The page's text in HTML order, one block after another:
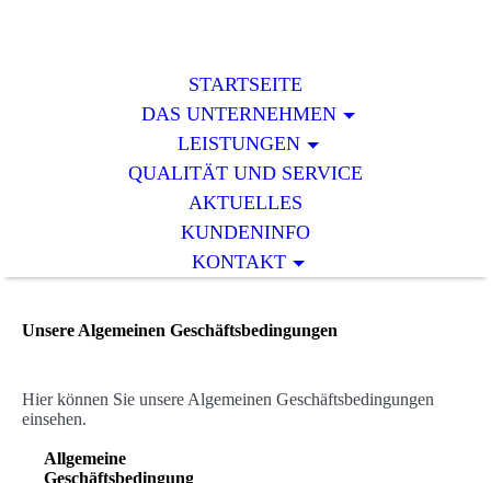
STARTSEITE
DAS UNTERNEHMEN
LEISTUNGEN
QUALITÄT UND SERVICE
AKTUELLES
KUNDENINFO
KONTAKT
Unsere Algemeinen Geschäftsbedingungen
Hier können Sie unsere Algemeinen Geschäftsbedingungen
einsehen.
Allgemeine
Geschäftsbedingungen